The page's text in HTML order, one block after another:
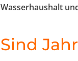
Wasserhaushalt
Sind